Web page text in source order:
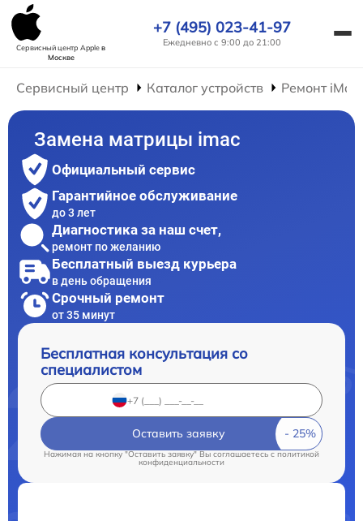
Сервисный центр Appleв
Москве
+7 (495) 023-41-97
Ежедневно с 9:00 до 21:00
Сервисный центр Каталог устройств Ремонт iMac
Замена матрицы imac
Официальный сервис
Гарантийное обслуживание
до 3 лет
Диагностика за наш счет,
ремонт по желанию
Бесплатный выезд курьера
в день обращения
Срочный ремонт
от 35 минут
Бесплатная консультация со
специалистом
Оставить заявку
Нажимая на кнопку "Оставить заявку" Вы соглашаетесь cполитикой
конфиденциальности